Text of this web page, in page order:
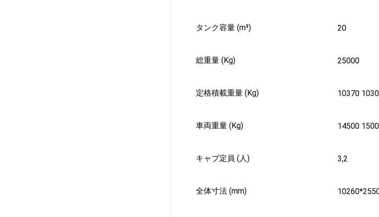
タンク容量 (m³) 20
総重量 (Kg) 25000
定格積載重量 (Kg) 10370
車両重量 (Kg) 14500
キャブ定員 (人) 3,2
全体寸法 (mm)